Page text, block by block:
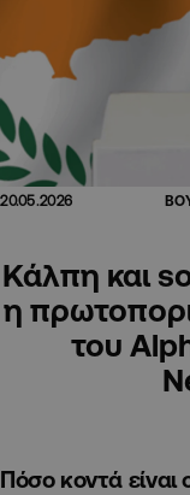
20.05.2026
Κάλπη και
η
του
Πόσο κοντά είναι